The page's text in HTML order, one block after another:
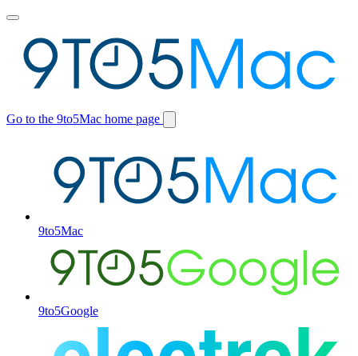
Toggle
menu
Go to the 9to5Mac home page
Switch
9to5Mac
9to5Google